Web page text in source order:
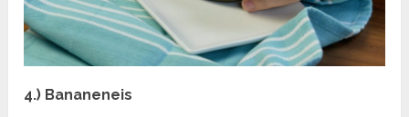
4.) Bananeneis